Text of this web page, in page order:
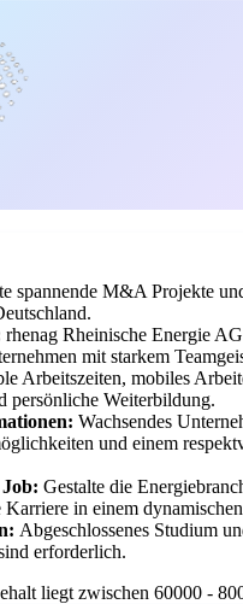
spannende M&A Projekte
rhenag Rheinische Energie
mit starkem
Arbeitszeiten, mobiles
persönliche Weiterbildung.
Wachsendes
und einem
Gestalte die
in einem
Abgeschlossenes Studium
erforderlich.
liegt zwischen 60000 -